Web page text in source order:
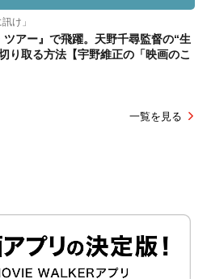
け」
ツアー』で飛躍。天野千尋監督の“生
り取る方法【宇野維正の「映画のこ
一覧を見る